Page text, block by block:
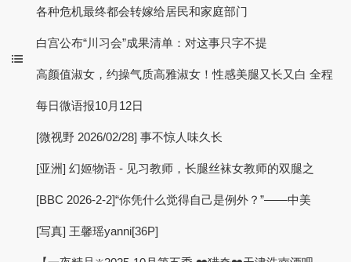
各种危机最终都会转嫁给居民和家庭部门
白宫公布“川习会”成果清单：对这事只字不提
高颜值淑女，约操气质高雅淑女！性感美腿又长又白 全程
每日微语报10月12日
[微视野 2026/02/28] 事不惊人味久长
[亚洲] 幻姬物语 - 见习教师，长腿丝袜女教师的双腿之
[BBC 2026-2-2]“你凭什么觉得自己是例外？”——中美
[写真] 王馨瑶yanni[36P]